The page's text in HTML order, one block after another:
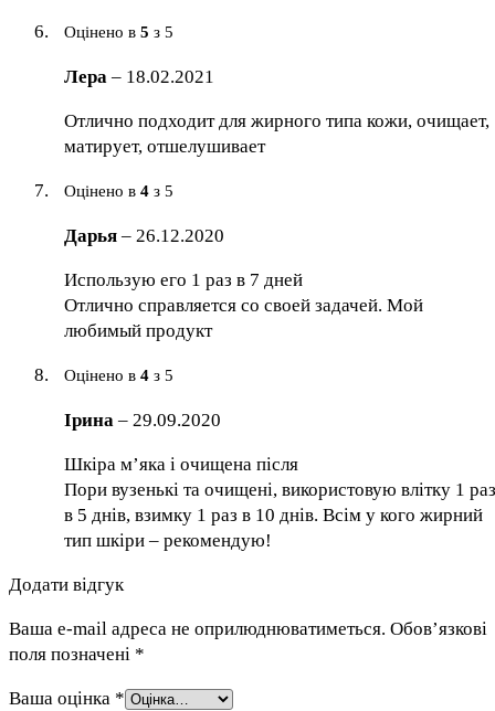
Оцінено в 5 з 5
Лера – 18.02.2021
Отлично подходит для жирного типа кожи, очищает,
матирует, отшелушивает
Оцінено в 4 з 5
Дарья – 26.12.2020
Использую его 1 раз в 7 дней
Отлично справляется со своей задачей. Мой
любимый продукт
Оцінено в 4 з 5
Ірина – 29.09.2020
Шкіра м’яка і очищена після
Пори вузенькі та очищені, використовую влітку 1 раз
в 5 днів, взимку 1 раз в 10 днів. Всім у кого жирний
тип шкіри – рекомендую!
Додати відгук
Ваша e-mail адреса не оприлюднюватиметься. Обов’язкові
поля позначені *
Ваша оцінка *